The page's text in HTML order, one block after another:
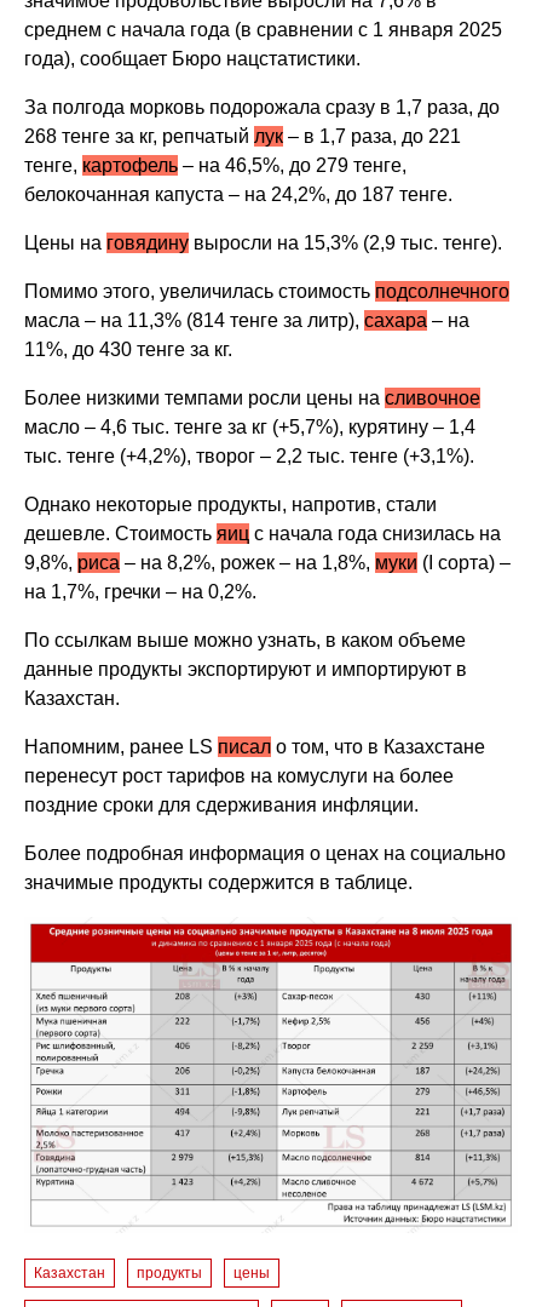
среднем с начала года (в сравнении с 1 января 2025
года), сообщает Бюро нацстатистики.
За полгода морковь подорожала сразу в 1,7 раза, до
268 тенге за кг, репчатый лук – в 1,7 раза, до 221
тенге, картофель – на 46,5%, до 279 тенге,
белокочанная капуста – на 24,2%, до 187 тенге.
Цены на говядину выросли на 15,3% (2,9 тыс. тенге).
Помимо этого, увеличилась стоимость подсолнечного
масла – на 11,3% (814 тенге за литр),сахара – на
11%, до 430 тенге за кг.
Более низкими темпами росли цены насливочное
масло – 4,6 тыс. тенге за кг (+5,7%), курятину – 1,4
тыс. тенге (+4,2%), творог – 2,2 тыс. тенге (+3,1%).
Однако некоторые продукты, напротив, стали
дешевле. Стоимость яиц с начала года снизилась на
9,8%, риса – на 8,2%, рожек – на 1,8%, муки (I сорта) –
на 1,7%, гречки – на 0,2%.
По ссылкам выше можно узнать, в каком объеме
данные продукты экспортируют и импортируют в
Казахстан.
Напомним, ранее LS писал о том, что в Казахстане
перенесут рост тарифов на комуслуги на более
поздние сроки для сдерживания инфляции.
Более подробная информация о ценах на социально
значимые продукты содержится в таблице.
Казахстан продукты цены